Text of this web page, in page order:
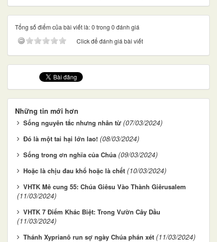
Tổng số điểm của bài viết là: 0 trong 0 đánh giá
Click để đánh giá bài viết
Những tin mới hơn
Sống nguyên tắc nhưng nhân từ (07/03/2024)
Đó là một tai hại lớn lao! (08/03/2024)
Sống trong ơn nghĩa của Chúa (09/03/2024)
Hoặc là chịu đau khổ hoặc là chết (10/03/2024)
VHTK Mê cung 55: Chúa Giêsu Vào Thành Giêrusalem
(11/03/2024)
VHTK 7 Điểm Khác Biệt: Trong Vườn Cây Dầu
(11/03/2024)
Thánh Xyprianô run sợ ngày Chúa phán xét (11/03/2024)